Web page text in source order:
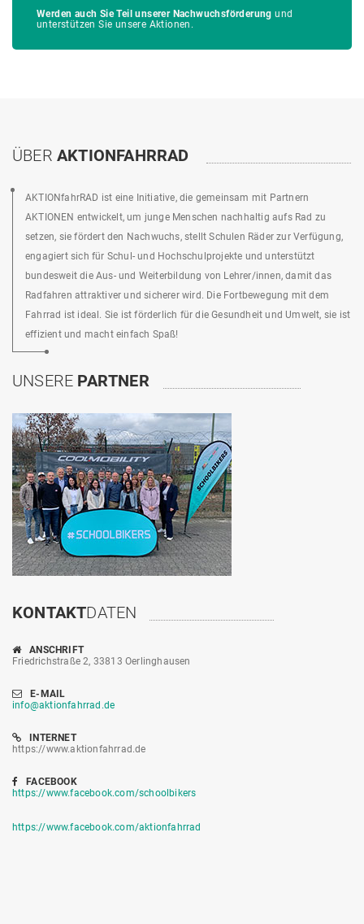
Werden auch Sie Teil unserer Nachwuchsförderung und
unterstützen Sie unsere Aktionen.
ÜBER AKTIONFAHRRAD
AKTIONfahrRAD ist eine Initiative, die gemeinsam mit Partnern
AKTIONEN entwickelt, um junge Menschen nachhaltig aufs Rad zu
setzen, sie fördert den Nachwuchs, stellt Schulen Räder zur Verfügung,
engagiert sich für Schul- und Hochschulprojekte und unterstützt
bundesweit die Aus- und Weiterbildung von Lehrer/innen, damit das
Radfahren attraktiver und sicherer wird. Die Fortbewegung mit dem
Fahrrad ist ideal. Sie ist förderlich für die Gesundheit und Umwelt, sie ist
effizient und macht einfach Spaß!
UNSERE PARTNER
KONTAKTDATEN
ANSCHRIFT
Friedrichstraße 2, 33813 Oerlinghausen
E-MAIL
info@aktionfahrrad.de
INTERNET
https://www.aktionfahrrad.de
FACEBOOK
https://www.facebook.com/schoolbikers
https://www.facebook.com/aktionfahrrad